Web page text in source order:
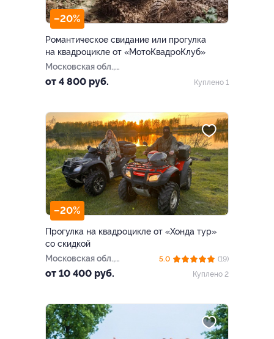
–20%
Романтическое свидание или прогулка
на квадроцикле от «МотоКвадроКлуб»
Московская обл.,
Дмитровский г.о., пос.
от 4 800 руб. Куплено 1
–20%
Прогулка на квадроцикле от «Хонда тур»
со скидкой
Московская обл.,
Богородский г.о., дер.
от 10 400 руб.
5.0
(19)
Куплено 2